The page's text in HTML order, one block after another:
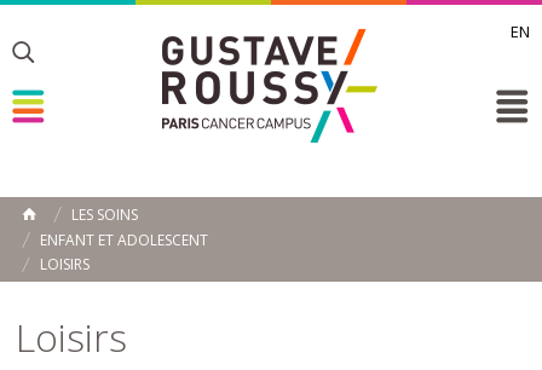
EN
Toggle
Toggle
Toggle
ACCUEIL
LES SOINS
ENFANT ET ADOLESCENT
LOISIRS
Loisirs